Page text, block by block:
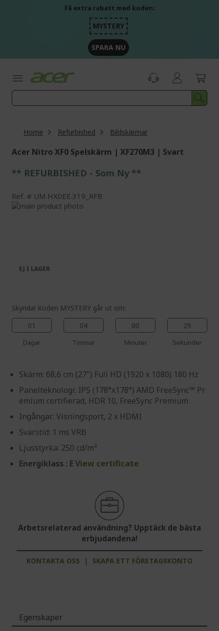
Få extra rabatt med koden:
MYSTERY
SPARA NU
Home Refurbished Bildskärmar
Acer Nitro XF0 Spelskärm | XF270M3 | Svart
** REFURBISHED - Som Ny **
Ref. UM.HX0EE.319_RFB
Skip
images
gallery
the
images
Skynda! Koden MYSTERY går ut om:
01
Dagar
04
Timmar
00
Minuter
29
Sekunder
Skärm: 68,6 cm (27") Full HD (1920 x 1080) 180 Hz
Panelteknologi: IPS (178°x178°) AMD FreeSync™ Pr
emium certifierad, HDR 10, FreeSync Premium
Ingångar: Visningsport, 2 x HDMI
Svarstid: 1 ms VRB
Ljusstyrka: 250 cd/m²
Energiklass : E View certificate
Arbetsrelaterad användning? Upptäck de bästa
erbjudandena!
KONTAKTA OSS | SKAPA ETT FÖRETAGSKONTO
EJ I LAGER
Egenskaper